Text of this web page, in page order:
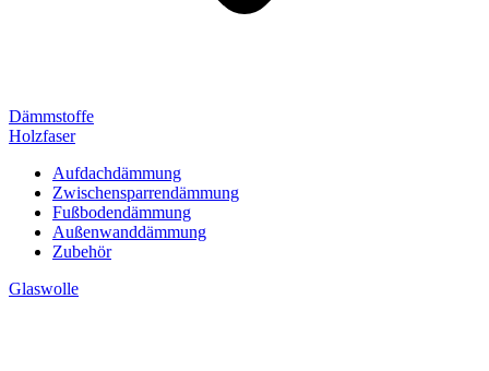
Dämmstoffe
Holzfaser
Aufdachdämmung
Zwischensparrendämmung
Fußbodendämmung
Außenwanddämmung
Zubehör
Glaswolle